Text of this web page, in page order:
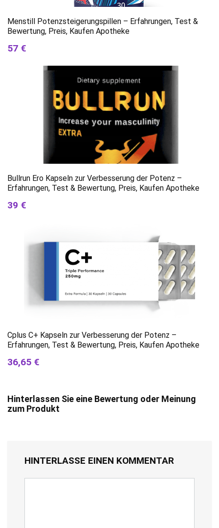
Menstill Potenzsteigerungspillen – Erfahrungen, Test &
Bewertung, Preis, Kaufen Apotheke
57 €
Bullrun Ero Kapseln zur Verbesserung der Potenz –
Erfahrungen, Test & Bewertung, Preis, Kaufen Apotheke
39 €
Cplus C+ Kapseln zur Verbesserung der Potenz –
Erfahrungen, Test & Bewertung, Preis, Kaufen Apotheke
36,65 €
Hinterlassen Sie eine Bewertung oder Meinung
zum Produkt
HINTERLASSE EINEN KOMMENTAR